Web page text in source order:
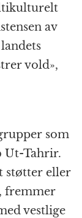
av
vold»,
som
Ut-Tahrir.
støtter eller
fremmer
vestlige